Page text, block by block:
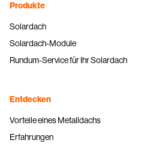
Produkte
Solardach
Solardach-Module
Rundum-Service für Ihr Solardach
Entdecken
Vorteile eines Metalldachs
Erfahrungen